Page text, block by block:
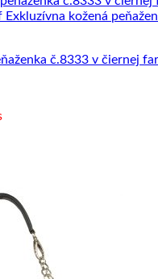
č.8333 v čiernej